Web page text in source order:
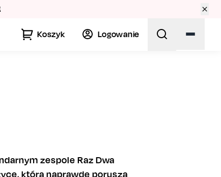
Koszyk Logowanie
zespole Raz Dwa
która naprawdę porusza